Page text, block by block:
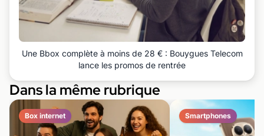
Une Bbox complète à moins de 28 € : Bouygues Telecom
lance les promos de rentrée
Dans la même rubrique
Box internet Smartphones